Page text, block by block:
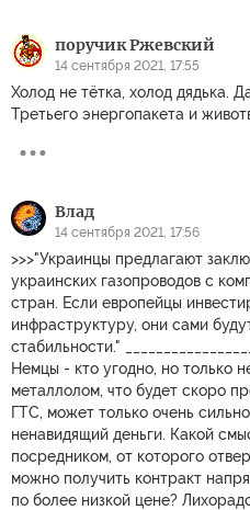
поручик Ржевский
14 сентября 2021, 17:55
Холод не тётка, холод дядька.
Третьего энергопакета и
Влад
14 сентября 2021, 17:56
>>>"Украинцы предлагают
украинских газопроводов с
стран. Если европейцы
инфраструктуру, они сами
стабильности."
Немцы - кто угодно, но только
металлолом, что будет скоро
ГТС, может только очень
ненавидящий деньги. Какой
посредником, от которого
можно получить контракт
по более низкой цене?